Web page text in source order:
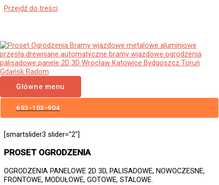
Przejdź do treści
Główne menu
693-103-904
Ogrodzenia Biała Bramy
Wjazdowe Furtki Płoty
Metalowe Aluminiowe
Nowoczesne Panelowe
Palisadowe Stalowe Frontowe
[smartslider3 slider="2"]
PROSET OGRODZENIA
OGRODZENIA PANELOWE 2D 3D, PALISADOWE, NOWOCZESNE,
FRONTOWE, MODUŁOWE, GOTOWE, STALOWE.